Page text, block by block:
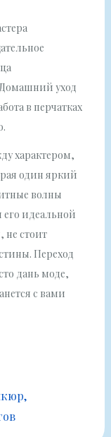
Домашний уход
в перчатках
характером,
один яркий
волны
идеальной
не стоит
Переход
дань моде,
с вами